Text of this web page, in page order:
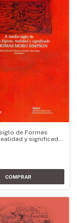
de Formas
y significado